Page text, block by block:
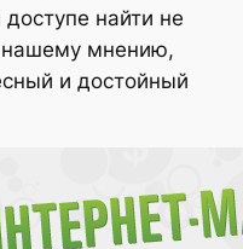
найти не
нашему мнению,
и достойный